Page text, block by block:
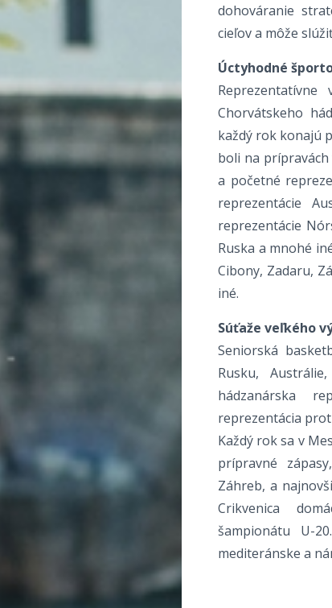
dohováranie
cieľov a môže
Úctyhodné
Reprezentatívne
Chorvátskeho
každý rok konajú
boli na
a početné
reprezentácie
reprezentácie
Ruska a mnohé
Cibony, Zadaru,
iné.
Súťaže veľkého
Seniorská
Rusku,
hádzanárska
reprezentácia
Každý rok sa v
prípravné
Záhreb, a
Crikvenica
šampionátu U-
mediteránske a